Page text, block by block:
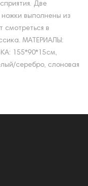
Две
выполнены из
смотреться в
МАТЕРИАЛЫ:
155*90*15см,
серебро, слоновая